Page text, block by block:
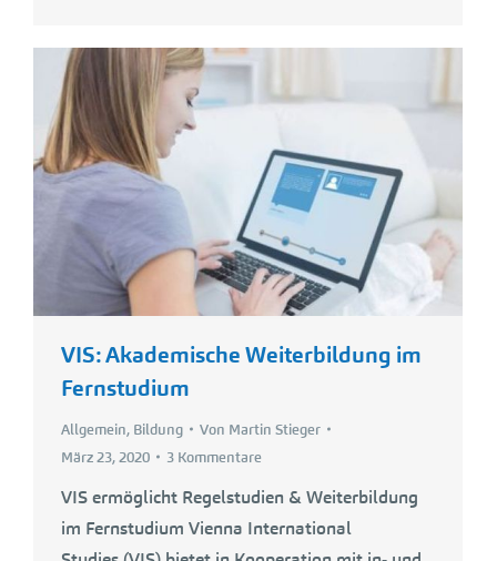
VIS: Akademische Weiterbildung im
Fernstudium
Allgemein, Bildung Von Martin Stieger
März 23, 2020
3 Kommentare
VIS ermöglicht Regelstudien & Weiterbildung
im Fernstudium Vienna International